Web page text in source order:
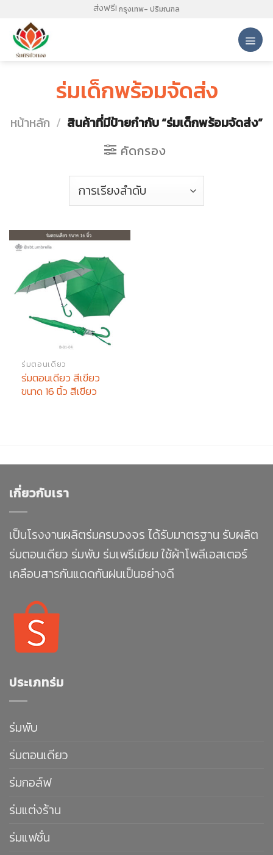
content
ส่งฟรี! กรุงเทพ- ปริมณฑล
ร่มเด็กพร้อมจัดส่ง
หน้าหลัก / สินค้าที่มีป้ายกำกับ “ร่มเด็กพร้อมจัดส่ง”
คัดกรอง
ร่มตอนเดียว
ร่มตอนเดียว สีเขียว
ขนาด 16 นิ้ว สีเขียว
เกี่ยวกับเรา
เป็นโรงงานผลิตร่มครบวงจร ได้รับมาตรฐาน รับผลิต
ร่มตอนเดียว ร่มพับ ร่มเพรีเมียม ใช้ผ้าโพลีเอสเตอร์
เคลือบสารกันแดดกันฝนเป็นอย่างดี
ประเภทร่ม
ร่มพับ
ร่มตอนเดียว
ร่มกอล์ฟ
ร่มแต่งร้าน
ร่มแฟชั่น